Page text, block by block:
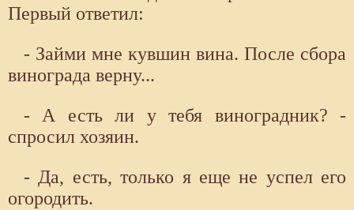
Первый ответил:
- Займи мне кувшин вина. После сбора
винограда верну...
- А есть ли у тебя виноградник? -
спросил хозяин.
- Да, есть, только я еще не успел его
огородить.